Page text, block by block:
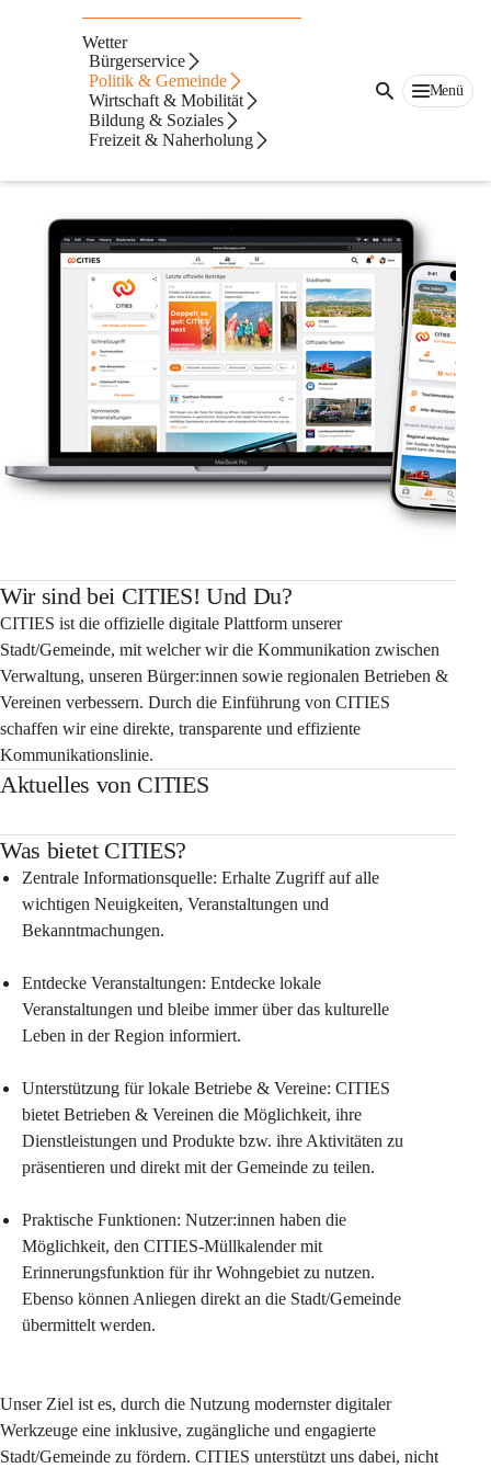
Wetter
Bürgerservice
Politik & Gemeinde
Wirtschaft & Mobilität
Bildung & Soziales
Freizeit & Naherholung
Menü
Wir sind bei CITIES! Und Du?
CITIES ist die offizielle digitale Plattform unserer
Stadt/Gemeinde, mit welcher wir die Kommunikation zwischen
Verwaltung, unseren Bürger:innen sowie regionalen Betrieben &
Vereinen verbessern. Durch die Einführung von CITIES
schaffen wir eine direkte, transparente und effiziente
Kommunikationslinie.
Aktuelles von CITIES
Was bietet CITIES?
Zentrale Informationsquelle: Erhalte Zugriff auf alle
wichtigen Neuigkeiten, Veranstaltungen und
Bekanntmachungen.
Entdecke Veranstaltungen: Entdecke lokale
Veranstaltungen und bleibe immer über das kulturelle
Leben in der Region informiert.
Unterstützung für lokale Betriebe & Vereine: CITIES
bietet Betrieben & Vereinen die Möglichkeit, ihre
Dienstleistungen und Produkte bzw. ihre Aktivitäten zu
präsentieren und direkt mit der Gemeinde zu teilen.
Praktische Funktionen: Nutzer:innen haben die
Möglichkeit, den CITIES-Müllkalender mit
Erinnerungsfunktion für ihr Wohngebiet zu nutzen.
Ebenso können Anliegen direkt an die Stadt/Gemeinde
übermittelt werden.
Unser Ziel ist es, durch die Nutzung modernster digitaler
Werkzeuge eine inklusive, zugängliche und engagierte
Stadt/Gemeinde zu fördern. CITIES unterstützt uns dabei, nicht